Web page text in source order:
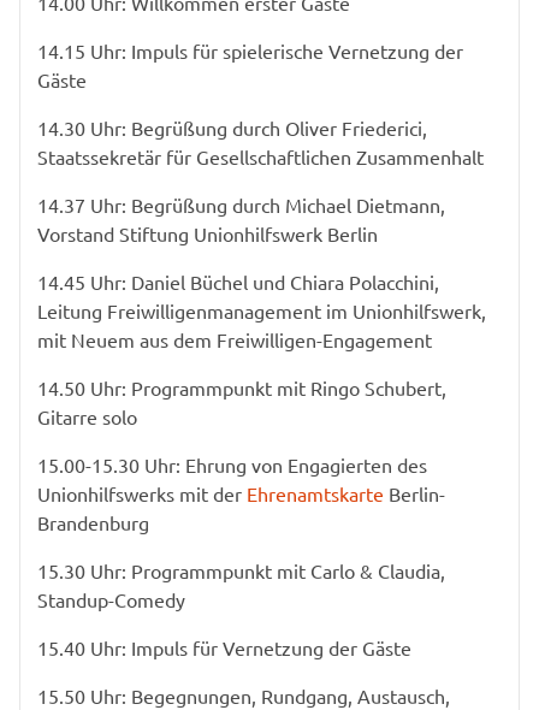
14.15 Uhr: Impuls für spielerische Vernetzung der
Gäste
14.30 Uhr: Begrüßung durch Oliver Friederici,
Staatssekretär für Gesellschaftlichen Zusammenhalt
14.37 Uhr: Begrüßung durch Michael Dietmann,
Vorstand Stiftung Unionhilfswerk Berlin
14.45 Uhr: Daniel Büchel und Chiara Polacchini,
Leitung Freiwilligenmanagement im Unionhilfswerk,
mit Neuem aus dem Freiwilligen-Engagement
14.50 Uhr: Programmpunkt mit Ringo Schubert,
Gitarre solo
15.00-15.30 Uhr: Ehrung von Engagierten des
Unionhilfswerks mit der Ehrenamtskarte Berlin-
Brandenburg
15.30 Uhr: Programmpunkt mit Carlo & Claudia,
Standup-Comedy
15.40 Uhr: Impuls für Vernetzung der Gäste
15.50 Uhr: Begegnungen, Rundgang, Austausch,